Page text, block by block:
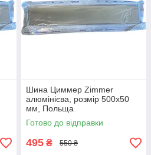
Шина Циммер Zimmer
алюмінієва, розмір 500х50
мм, Польща
Готово до відправки
495 ₴ 550 ₴